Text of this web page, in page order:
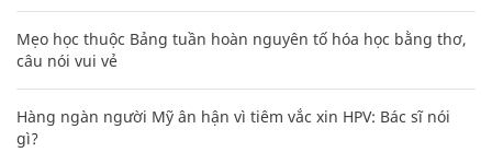
Mẹo học thuộc Bảng tuần hoàn nguyên tố hóa học bằng thơ,
câu nói vui vẻ
Hàng ngàn người Mỹ ân hận vì tiêm vắc xin HPV: Bác sĩ nói
gì?